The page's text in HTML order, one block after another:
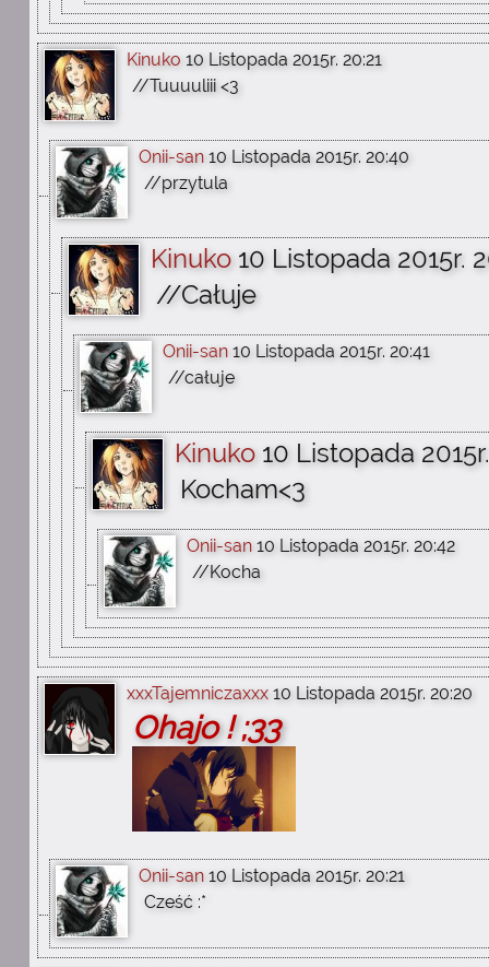
Kinuko 10 Listopada 2015r. 20:21
//Tuuuuliii <3
Onii-san 10 Listopada 2015r. 20:40
//przytula
Kinuko 10 Listopada 2015r.
//Całuje
Onii-san 10 Listopada 2015r. 20:41
//całuje
Kinuko 10 Listopada
Kocham<3
Onii-san 10 Listopada 2015r. 20:42
//Kocha
xxxTajemniczaxxx 10 Listopada 2015r. 20:20
Ohajo ! ;33
Onii-san 10 Listopada 2015r. 20:21
Cześć :*